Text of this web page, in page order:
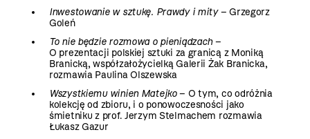
Inwestowanie w sztukę. Prawdy i mity– Grzegorz
Goleń
To nie będzie rozmowa o pieniądzach–
O prezentacji polskiej sztuki za granicą z Moniką
Branicką, współzałożycielką Galerii Żak Branicka,
rozmawia Paulina Olszewska
Wszystkiemu winien Matejko– O tym, co odróżnia
kolekcję od zbioru, i o ponowoczesności jako
śmietniku z prof. Jerzym Stelmachem rozmawia
Łukasz Gazur